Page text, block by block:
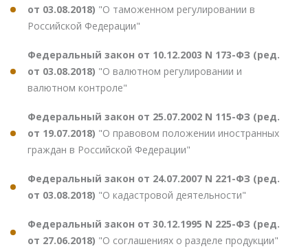
от 03.08.2018) "О таможенном регулировании в
Российской Федерации"
Федеральный закон от 10.12.2003 N 173-ФЗ (ред.
от 03.08.2018) "О валютном регулировании и
валютном контроле"
Федеральный закон от 25.07.2002 N 115-ФЗ (ред.
от 19.07.2018) "О правовом положении иностранных
граждан в Российской Федерации"
Федеральный закон от 24.07.2007 N 221-ФЗ (ред.
от 03.08.2018) "О кадастровой деятельности"
Федеральный закон от 30.12.1995 N 225-ФЗ (ред.
от 27.06.2018) "О соглашениях о разделе продукции"